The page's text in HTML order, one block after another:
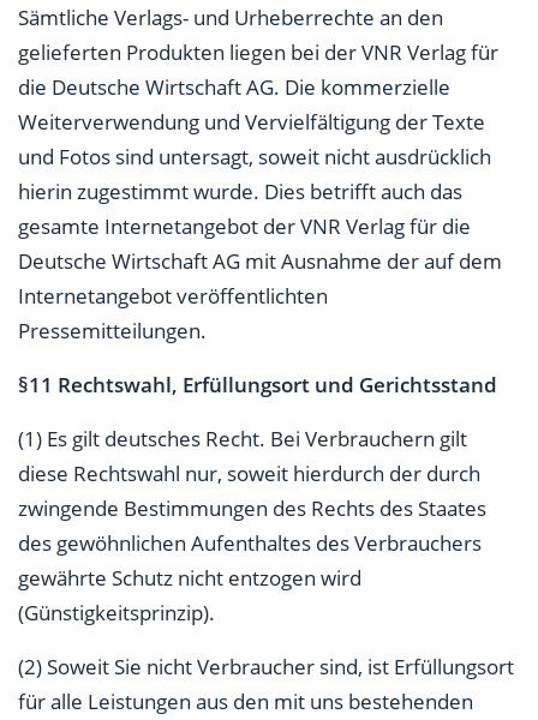
Sämtliche Verlags- und Urheberrechte an den
gelieferten Produkten liegen bei der VNR Verlag für
die Deutsche Wirtschaft AG. Die kommerzielle
Weiterverwendung und Vervielfältigung der Texte
und Fotos sind untersagt, soweit nicht ausdrücklich
hierin zugestimmt wurde. Dies betrifft auch das
gesamte Internetangebot der VNR Verlag für die
Deutsche Wirtschaft AG mit Ausnahme der auf dem
Internetangebot veröffentlichten
Pressemitteilungen.
§11 Rechtswahl, Erfüllungsort und Gerichtsstand
(1) Es gilt deutsches Recht. Bei Verbrauchern gilt
diese Rechtswahl nur, soweit hierdurch der durch
zwingende Bestimmungen des Rechts des Staates
des gewöhnlichen Aufenthaltes des Verbrauchers
gewährte Schutz nicht entzogen wird
(Günstigkeitsprinzip).
(2) Soweit Sie nicht Verbraucher sind, ist Erfüllungsort
für alle Leistungen aus den mit uns bestehenden